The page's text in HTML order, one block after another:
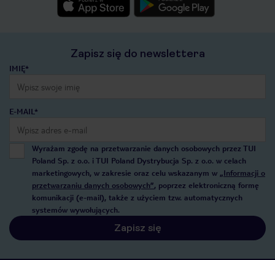
Zapisz się do newslettera
IMIĘ*
E-MAIL*
Wyrażam zgodę na przetwarzanie danych osobowych przez TUI
Poland Sp. z o.o. i TUI Poland Dystrybucja Sp. z o.o. w celach
marketingowych, w zakresie oraz celu wskazanym w „Informacji o
przetwarzaniu danych osobowych”, poprzez elektroniczną formę
komunikacji (e-mail), także z użyciem tzw. automatycznych
systemów wywołujących.
Zapisz się